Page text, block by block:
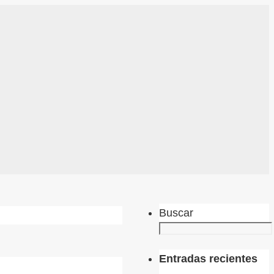
Buscar
Entradas recientes